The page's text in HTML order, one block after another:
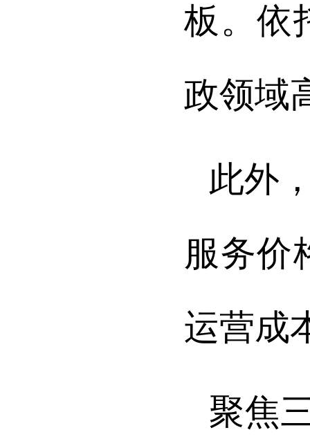
板。依
政领域
此外
服务价
运营成
聚焦